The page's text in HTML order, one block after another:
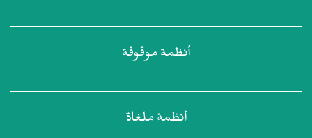
أنظمة موقوفة
أنظمة ملغاة